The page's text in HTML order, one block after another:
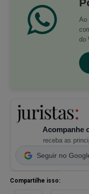
Ao
do
Acompanhe
receba as
Seguir no
Compartilhe isso: